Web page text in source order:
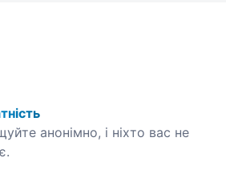
анонімно, і ніхто вас не